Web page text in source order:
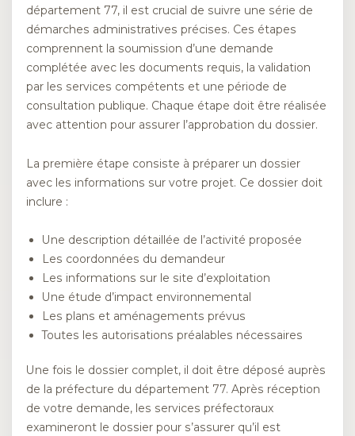
département 77, il est crucial de suivre une série de
démarches administratives précises. Ces étapes
comprennent la soumission d’une demande
complétée avec les documents requis, la validation
par les services compétents et une période de
consultation publique. Chaque étape doit être réalisée
avec attention pour assurer l’approbation du dossier.
La première étape consiste à préparer un dossier
avec les informations sur votre projet. Ce dossier doit
inclure :
Une description détaillée de l’activité proposée
Les coordonnées du demandeur
Les informations sur le site d’exploitation
Une étude d’impact environnemental
Les plans et aménagements prévus
Toutes les autorisations préalables nécessaires
Une fois le dossier complet, il doit être déposé auprès
de la préfecture du département 77. Après réception
de votre demande, les services préfectoraux
examineront le dossier pour s’assurer qu’il est